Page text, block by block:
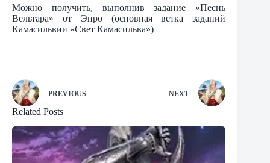
Можно получить, выполнив задание «Песнь
Вельтара» от Энро (основная ветка заданий
Камасильвии «Свет Камасильва»)
PREVIOUS NEXT
Related Posts